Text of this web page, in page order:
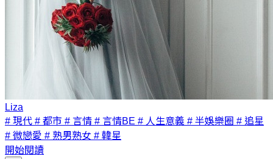
Liza
# 現代 # 都市 # 言情 # 言情BE # 人生意義 # 半娛樂圈 # 追星
# 微戀愛 # 熟男熟女 # 韓星
開始閱讀